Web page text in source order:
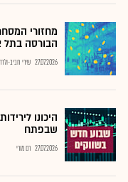
מחזורי
הבורסה בתל
27.07.2026 שירי חביב-
היכונו
שבפתח
27.07.2026 רם מורי